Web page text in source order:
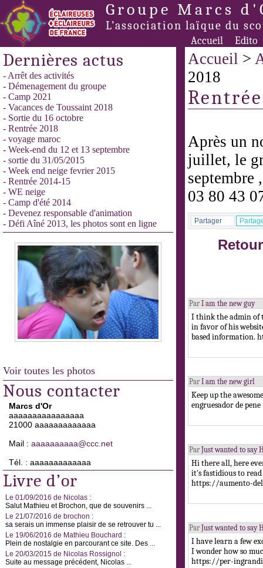
Groupe Marcs
L’association laïque du
Accueil Edito
Dernières actus
- Arrêt des activités
- Démenagement du groupe
- Camp 2021
- Vacances de Toussaint 2018
- Sortie du 16 octobre
- Rentrée 2018
- voyage maroc
- Week-end du 12 et 13 septembre
- sortie du 31/05/2015
- Week end neige fevrier 2015
- Rentrée 2014-15
- WE neige
- Camp d'été 2014
- Devenez responsable d'animation
- Défi Aîné 2013, les photos sont en ligne
Voir toutes les photos
Nous contacter
Marcs d'Or
aaaaaaaaaaaaaaaa
21000 aaaaaaaaaaaaa
Mail : aaaaaaaaaa@ccc.net
Tél. : aaaaaaaaaaaaa
Livre d’or
Le 01/09/2016 de Nicolas :
Salut Mathieu et Brochon, que de souvenirs ...
Le 21/07/2016 de brochon :
sa serais un immense plaisir de se retrouver tu ...
Le 19/06/2016 de Mathieu Bouchard :
Plein de nostalgie en parcourant ce site. Des ...
Le 20/03/2015 de Nicolas Rossignol :
Suite au message précédent, Nicolas ...
Accueil >
2018
Après un
juillet, le
septembre
03 80 43
Partager
Par I am the new guy
I think the admin of
in favor of his
based information.
Par I am the new girl
Keep up the
engruesador de pene
Par Just wanted to say
Hi there all, here
it's fastidious to
https://aumento-
Par Just wanted to say
I have learn a few
I wonder how so
https://per-